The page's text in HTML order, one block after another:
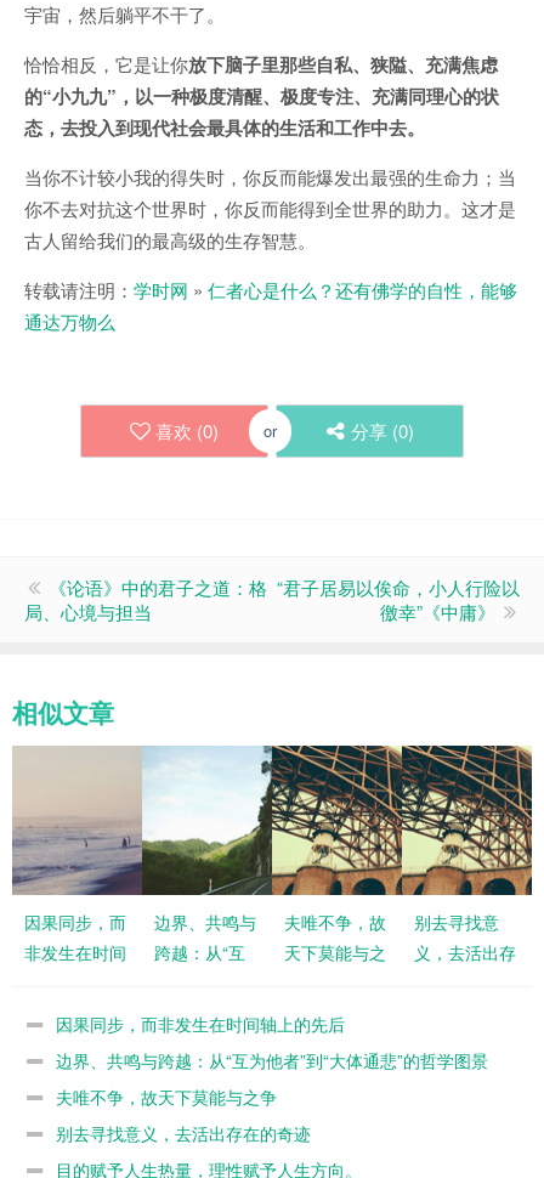
宇宙，然后躺平不干了。
恰恰相反，它是让你放下脑子里那些自私、狭隘、充满焦虑
的“小九九”，以一种极度清醒、极度专注、充满同理心的状
态，去投入到现代社会最具体的生活和工作中去。
当你不计较小我的得失时，你反而能爆发出最强的生命力；当
你不去对抗这个世界时，你反而能得到全世界的助力。这才是
古人留给我们的最高级的生存智慧。
转载请注明： 学时网 » 仁者心是什么？还有佛学的自性，能够
通达万物么
喜欢 (0) or 分享 (0)
《论语》中的君子之道：格
局、心境与担当
“君子居易以俟命，小人行险以
徼幸”《中庸》
相似文章
因果同步，而
非发生在时间
边界、共鸣与
跨越：从“互
体通悲”的哲
夫唯不争，故
天下莫能与之
别去寻找意
义，去活出存
因果同步，而非发生在时间轴上的先后
边界、共鸣与跨越：从“互为他者”到“大体通悲”的哲学图景
夫唯不争，故天下莫能与之争
别去寻找意义，去活出存在的奇迹
目的赋予人生热量，理性赋予人生方向。